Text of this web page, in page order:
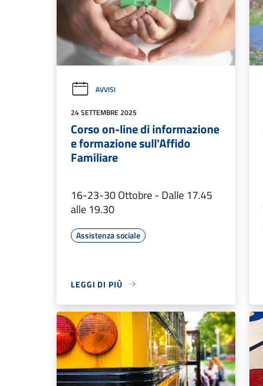
AVVISI
24 SETTEMBRE 2025
Corso on-line di informazione
e formazione sull'Affido
Familiare
16-23-30 Ottobre - Dalle 17.45
alle 19.30
Assistenza sociale
LEGGI DI PIÙ